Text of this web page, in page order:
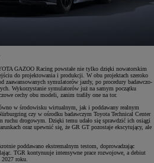
GAZOO Racing powstałe nie tylko dzięki nowatorskim
do projektowania i produkcji. W obu projektach szeroko
zaawansowanych symulatorów jazdy, po procedury badawczo-
Wykorzystanie symulatorów już na samym początku
cechy obu modeli, zanim trafiły one na tor.
w środowisku wirtualnym, jak i poddawany realnym
czy w ośrodku badawczym Toyota Technical Center
ruchu drogowym. Dzięki temu udało się sprawdzić ich osiągi
oraz upewnić się, że GR GT pozostaje ekscytujący, ale
poddawano ekstremalnym testom, doprowadzając
TGR kontynuuje intensywne prace rozwojowe, a debiut
roku.